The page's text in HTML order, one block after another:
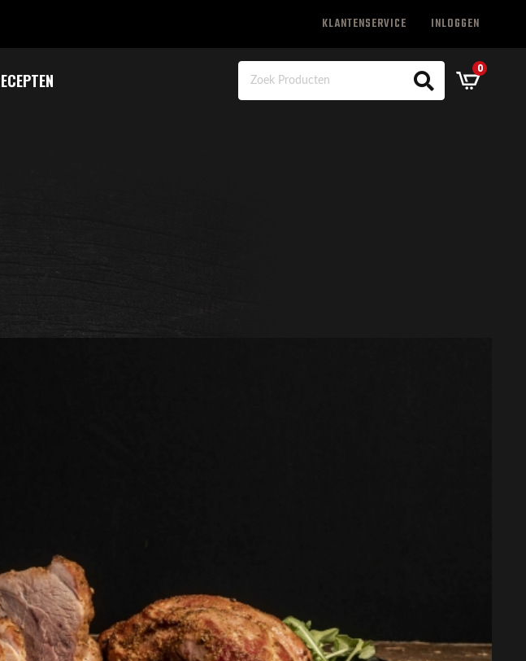
KLANTENSERVICE INLOGGEN
0